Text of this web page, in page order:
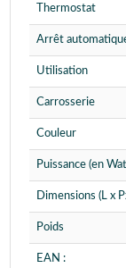
Thermostat
Arrêt
Utilisation
Carrosserie
Couleur
Puissance (en
Dimensions (L x
Poids
EAN :